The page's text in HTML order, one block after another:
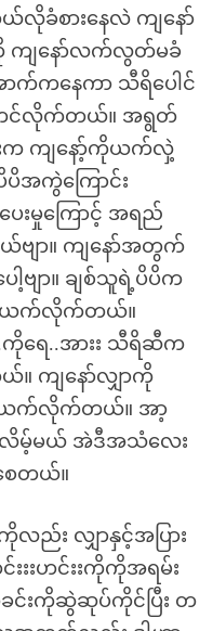
လိုခံစားနေလဲ ကျနော်
ကျနော်လက်လွတ်မခံ
က်ကနေကာ သီရိပေါင်
တင်လိုက်တယ်။ အရွတ်
းက ကျနော့်ကိုယက်လှဲ့
ပိအကွဲကြောင်း
ေးမှုကြောင့် အရည်
ဗျာ။ ကျနော်အတွက်
ါ့ဗျာ။ ချစ်သူရဲ့ပိပိက
ယက်လိုက်တယ်။
ရေ..အားး သီရိဆီက
ကျနော်လျှာကို
ရ ယက်လိုက်တယ်။ အာ့
လိမ့်မယ် အဲဒီအသံလေး
ေတယ်။
ည်း လျှာနှင့်အပြား
းဟင်းးကိုကိုအရမ်း
င်းကိုဆွဲဆုပ်ကိုင်ပြီး တ